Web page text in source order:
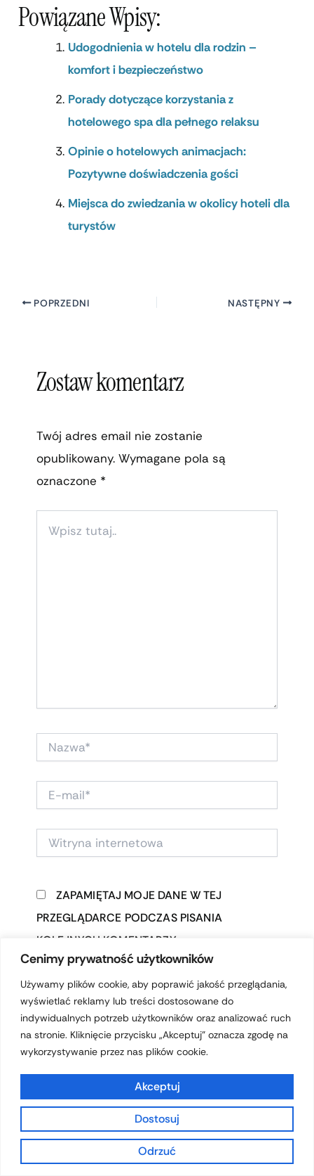
Cenimy prywatność użytkowników
Używamy plików cookie, aby poprawić jakość przeglądania,
wyświetlać reklamy lub treści dostosowane do
indywidualnych potrzeb użytkowników oraz analizować ruch
na stronie. Kliknięcie przycisku „Akceptuj” oznacza zgodę na
wykorzystywanie przez nas plików cookie.
Dostosuj
Odrzuć
Akceptuj
Powiązane Wpisy:
Udogodnienia w hotelu dla rodzin –
komfort i bezpieczeństwo
Porady dotyczące korzystania z
hotelowego spa dla pełnego relaksu
Opinie o hotelowych animacjach:
Pozytywne doświadczenia gości
Miejsca do zwiedzania w okolicy hoteli dla
turystów
POPRZEDNI NASTĘPNY
Zostaw komentarz
Twój adres email nie zostanie
opublikowany. Wymagane pola są
oznaczone *
TUTAJ..
NAZWA*
MAIL*
WITRYNA
INTERNETOWA
ZAPAMIĘTAJ MOJE DANE W TEJ
PRZEGLĄDARCE PODCZAS PISANIA
KOLEJNYCH KOMENTARZY.
Prawa autorskie © 2026 hotelferdynand.pl | Obsługiwane przez
Motyw Astra WordPress